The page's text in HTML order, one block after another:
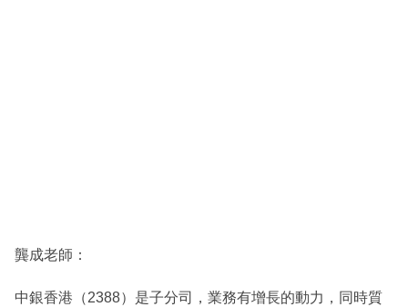
龔成老師：
中銀香港（2388）是子分司，業務有增長的動力，同時質